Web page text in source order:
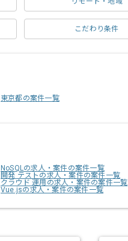
こだわり条件
東京都の案件一覧
NoSQLの求人・案件の案件一覧
開発 テストの求人・案件の案件一覧
クラウド 運用の求人・案件の案件一覧
Vue.jsの求人・案件の案件一覧